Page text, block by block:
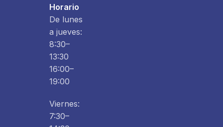
Horario
De lunes
a jueves:
8:30–
13:30
16:00–
19:00
Viernes:
7:30–